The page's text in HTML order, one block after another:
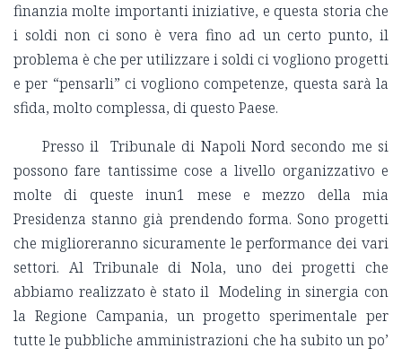
finanzia molte importanti iniziative, e questa storia che
i soldi non ci sono è vera fino ad un certo punto, il
problema è che per utilizzare i soldi ci vogliono progetti
e per “pensarli” ci vogliono competenze, questa sarà la
sfida, molto complessa, di questo Paese.
Presso il Tribunale di Napoli Nord secondo me si
possono fare tantissime cose a livello organizzativo e
molte di queste inun1 mese e mezzo della mia
Presidenza stanno già prendendo forma. Sono progetti
che miglioreranno sicuramente le performance dei vari
settori. Al Tribunale di Nola, uno dei progetti che
abbiamo realizzato è stato il Modeling in sinergia con
la Regione Campania, un progetto sperimentale per
tutte le pubbliche amministrazioni che ha subito un po’